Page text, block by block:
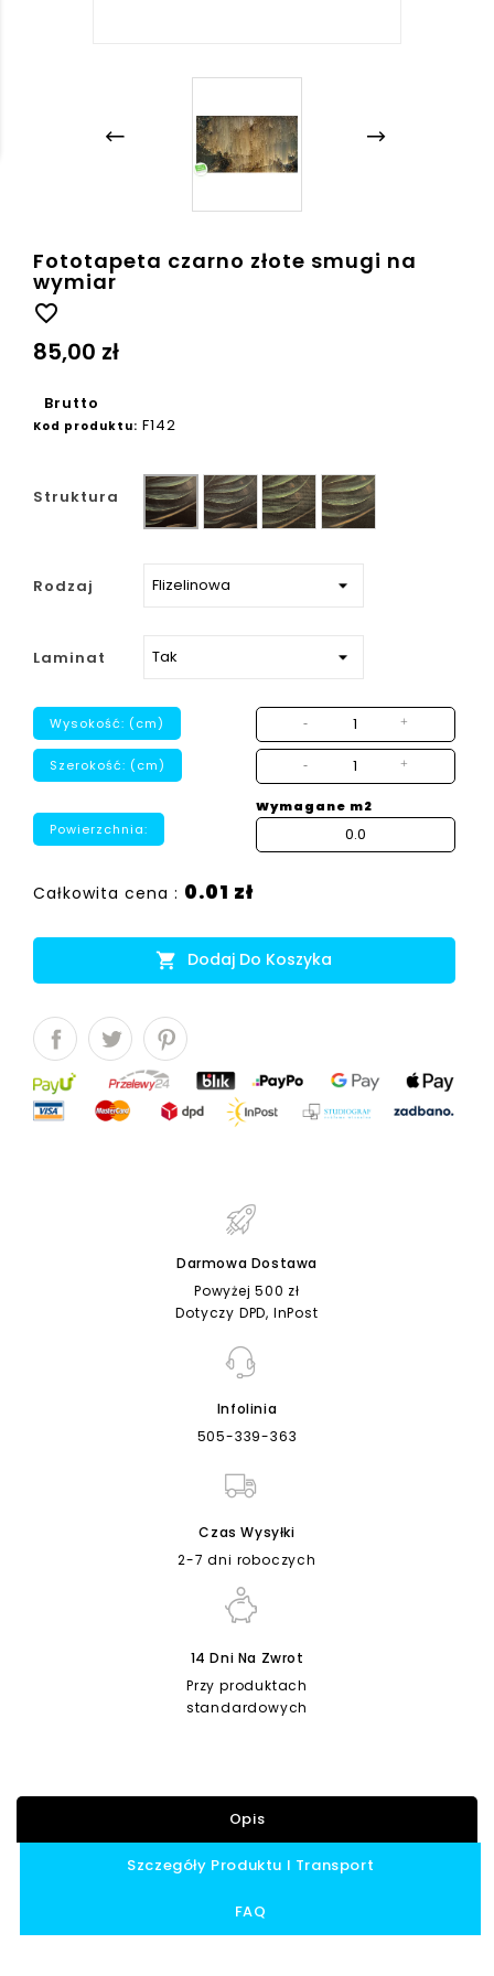
Fototapeta czarno złote smugi na
wymiar
favorite_border
85,00 zł
Brutto
Kod produktu: F142
Struktura
Gładka Ziarno Płótno Beton
strukturalny
Rodzaj
Laminat
Wysokość: (cm) - +
Szerokość: (cm) - +
Powierzchnia:
Wymagane m2
Całkowita cena : 0.01 zł
 Dodaj Do Koszyka
Darmowa Dostawa
Powyżej 500 zł
Dotyczy DPD, InPost
Infolinia
505-339-363
Czas Wysyłki
2-7 dni roboczych
14 Dni Na Zwrot
Przy produktach
standardowych
Opis
Szczegóły Produktu I Transport
FAQ